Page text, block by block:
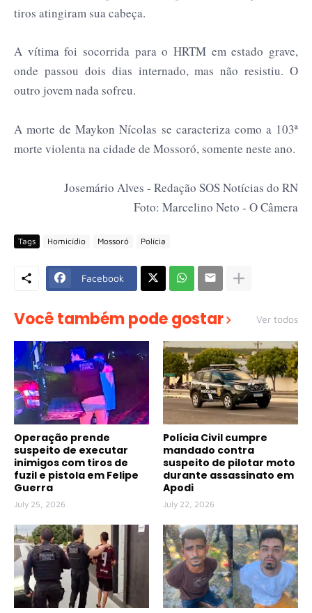
tiros atingiram sua cabeça.
A vítima foi socorrida para o HRTM em estado grave,
onde passou dois dias internado, mas não resistiu. O
outro jovem nada sofreu.
A morte de Maykon Nícolas se caracteriza como a 103ª
morte violenta na cidade de Mossoró, somente neste ano.
Josemário Alves - Redação SOS Notícias do RN
Foto: Marcelino Neto - O Câmera
Tags Homicídio Mossoró Polícia
Facebook
Você também pode gostar Ver todos
Operação prende
suspeito de executar
inimigos com tiros de
fuzil e pistola em Felipe
Guerra
July 25, 2026
Polícia Civil cumpre
mandado contra
suspeito de pilotar moto
durante assassinato em
Apodi
July 22, 2026